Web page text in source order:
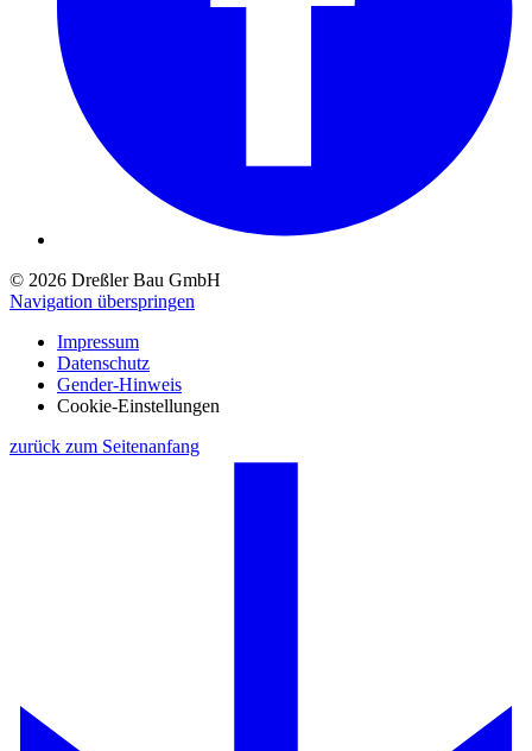
© 2026 Dreßler Bau GmbH
Navigation überspringen
Impressum
Datenschutz
Gender-Hinweis
Cookie-Einstellungen
zurück zum Seitenanfang